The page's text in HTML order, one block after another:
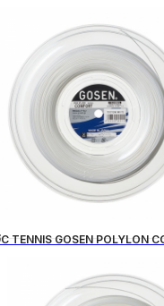
TENNIS GOSEN POLYLON